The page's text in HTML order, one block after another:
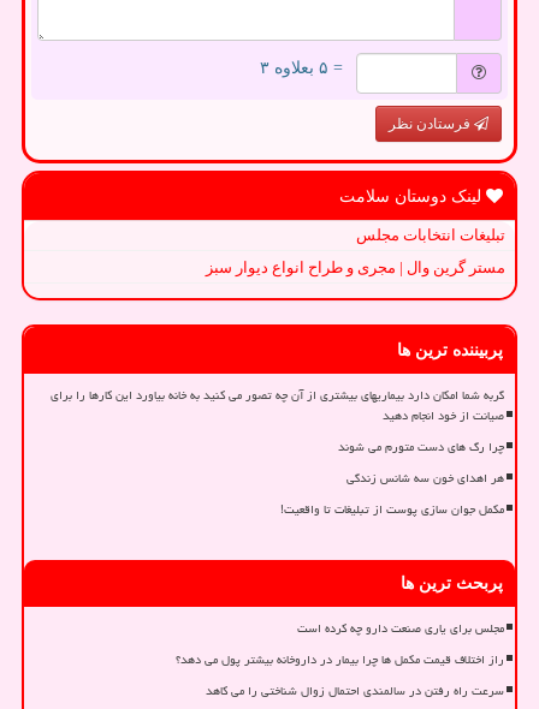
= ۵ بعلاوه ۳
فرستادن نظر
لینک دوستان سلامت
تبلیغات انتخابات مجلس
مستر گرین وال | مجری و طراح انواع دیوار سبز
پربیننده ترین ها
گربه شما امکان دارد بیماریهای بیشتری از آن چه تصور می کنید به خانه بیاورد این کارها را برای
صیانت از خود انجام دهید
چرا رگ های دست متورم می شوند
هر اهدای خون سه شانس زندگی
مکمل جوان سازی پوست از تبلیغات تا واقعیت!
پربحث ترین ها
مجلس برای یاری صنعت دارو چه کرده است
راز اختلاف قیمت مکمل ها چرا بیمار در داروخانه بیشتر پول می دهد؟
سرعت راه رفتن در سالمندی احتمال زوال شناختی را می کاهد